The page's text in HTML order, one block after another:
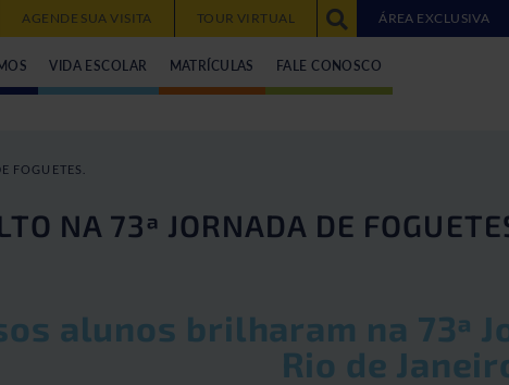
AGENDE SUA VISITA TOUR VIRTUAL ÁREA EXCLUSIVA
VIDA ESCOLAR MATRÍCULAS FALE CONOSCO
FOGUETES.
NA 73ª JORNADA DE
alunos brilharam na 73ª
Rio de